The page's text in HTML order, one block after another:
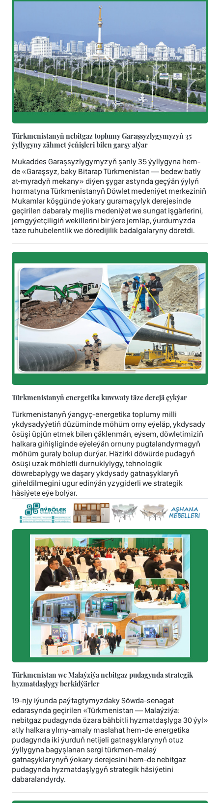
Türkmenistanyň nebitgaz toplumy Garaşsyzlygymyzyň 35
ýyllygyny zähmet ýeňişleri bilen garşy alýar
Mukaddes Garaşsyzlygymyzyň şanly 35 ýyllygyna hem-
de «Garaşsyz, baky Bitarap Türkmenistan — bedew batly
at-myradyň mekany» diýen şygar astynda geçýän ýylyň
hormatyna Türkmenistanyň Döwlet medeniýet merkeziniň
Mukamlar köşgünde ýokary guramaçylyk derejesinde
geçirilen dabaraly mejlis medeniýet we sungat işgärlerini,
jemgyýetçiligiň wekillerini bir ýere jemläp, ýurdumyzda
täze ruhubelentlik we döredijilik badalgalaryny döretdi.
Türkmenistanyň energetika kuwwaty täze derejä çykýar
Türkmenistanyň ýangyç-energetika toplumy milli
ykdysadyýetiň düzüminde möhüm orny eýeläp, ykdysady
ösüşi üpjün etmek bilen çäklenmän, eýsem, döwletimiziň
halkara giňişliginde eýeleýän ornuny pugtalandyrmagyň
möhüm guraly bolup durýar. Häzirki döwürde pudagyň
ösüşi uzak möhletli durnuklylygy, tehnologik
döwrebaplygy we daşary ykdysady gatnaşyklaryň
giňeldilmegini ugur edinýän yzygiderli we strategik
häsiýete eýe bolýar.
Türkmenistan we Malaýziýa nebitgaz pudagynda strategik
hyzmatdaşlygy berkidýärler
19-njy iýunda paýtagtymyzdaky Söwda-senagat
edarasynda geçirilen «Türkmenistan — Malaýziýa:
nebitgaz pudagynda özara bähbitli hyzmatdaşlyga 30 ýyl»
atly halkara ylmy-amaly maslahat hem-de energetika
pudagynda iki ýurduň netijeli gatnaşyklarynyň otuz
ýyllygyna bagyşlanan sergi türkmen-malaý
gatnaşyklarynyň ýokary derejesini hem-de nebitgaz
pudagynda hyzmatdaşlygyň strategik häsiýetini
dabaralandyrdy.